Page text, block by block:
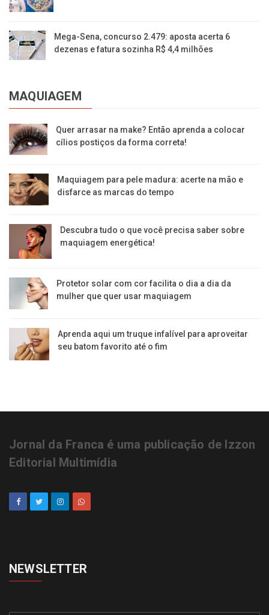
Mega-Sena, concurso 2.479: aposta acerta 6
dezenas e fatura sozinha R$ 4,4 milhões
MAQUIAGEM
Quer arrasar na make? Então aprenda a colocar
cílios postiços da forma correta!
Maquiagem para pele madura: acerte na mão e
disfarce as marcas do tempo
Descubra tudo o que você precisa saber sobre
maquiagem energética!
Protetor solar com cor facilita o dia a dia da
mulher que quer usar maquiagem
Aprenda aqui um truque infalível para aproveitar
seu batom favorito até o fim
Jornal da Franca é uma publicação de Izzon
Editorial Multimídia
NEWSLETTER